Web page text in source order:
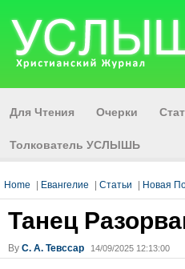
Для Чтения Очерки
Толкователь УСЛЫШЬ
Home Евангелие Статьи Новая
Танец
By С. А. Тевссар 14/09/2025 12:13:00